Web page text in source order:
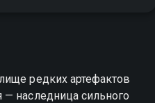
редких артефактов
— наследница сильного